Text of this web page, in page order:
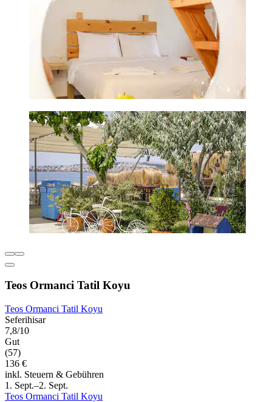
Teos Ormanci Tatil Koyu
Teos Ormanci Tatil Koyu
Seferihisar
7,8/10
Gut
(57)
136 €
inkl. Steuern & Gebühren
1. Sept.–2. Sept.
Teos Ormanci Tatil Koyu